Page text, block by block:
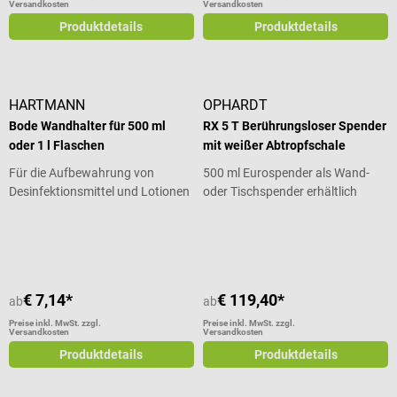
Versandkosten
Produktdetails
Versandkosten
Produktdetails
HARTMANN
Bode Wandhalter für 500 ml
oder 1 l Flaschen
Für die Aufbewahrung von
Desinfektionsmittel und Lotionen
ab€ 7,14*
Preise inkl. MwSt. zzgl.
Versandkosten
Produktdetails
OPHARDT
RX 5 T Berührungsloser Spender
mit weißer Abtropfschale
500 ml Eurospender als Wand-
oder Tischspender erhältlich
ab€ 119,40*
Preise inkl. MwSt. zzgl.
Versandkosten
Produktdetails